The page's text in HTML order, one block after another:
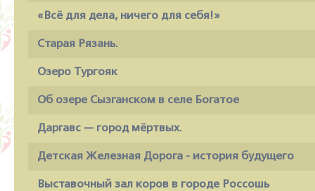
«Всё для дела, ничего для себя!»
Старая Рязань.
Озеро Тургояк
Об озере Сызганском в селе Богатое
Даргавс — город мёртвых.
Детская Железная Дорога - история будущего
Выставочный зал коров в городе Россошь